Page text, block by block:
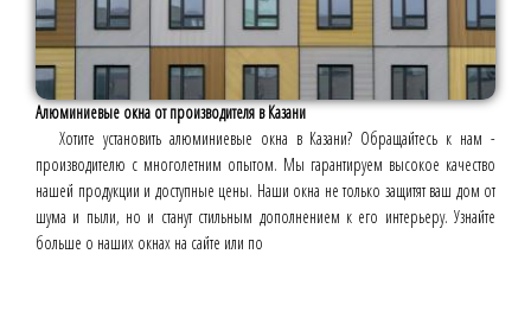
Алюминиевые окна от производителя в Казани
Хотите установить алюминиевые окна в Казани? Обращайтесь к нам -
производителю с многолетним опытом. Мы гарантируем высокое качество
нашей продукции и доступные цены. Наши окна не только защитят ваш дом от
шума и пыли, но и станут стильным дополнением к его интерьеру. Узнайте
больше о наших окнах на сайте или по